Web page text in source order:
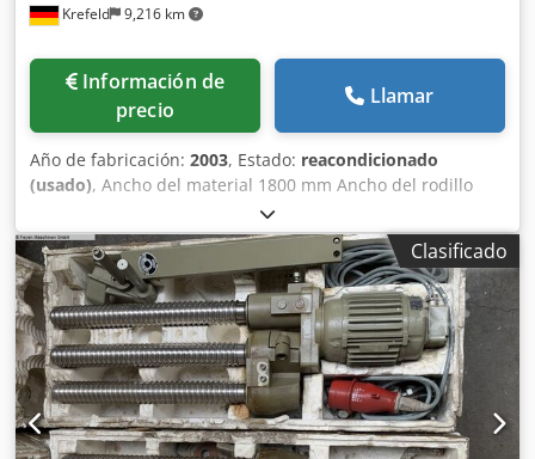
Krefeld 9,216 km
Información de
precio
Llamar
Año de fabricación: 2003, Estado: reacondicionado
(usado), Ancho del material 1800 mm Ancho del rodillo
2000 mm Diámetro 220 mm Revestimiento: goma blanda
Calidad de goma: R89, amarillo Dureza de goma: 75° Shore
Tipo: 222.11/1800 1 par de rodillos ("ud.") para foulard de
teñido 222.11/1800WB Rodillos S completamente
reacondicionados y con nueva goma en 2024, con garantía
de funcionamiento Djdpfswz Rr Hex Adljkr Precio unitario:
€ 8.500,-
Clasificado